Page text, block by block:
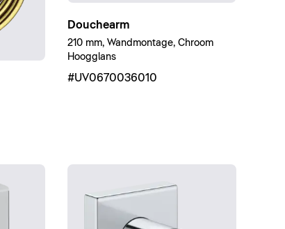
Douchearm
210 mm, Wandmontage, Chroom
Hoogglans
#UV0670036010